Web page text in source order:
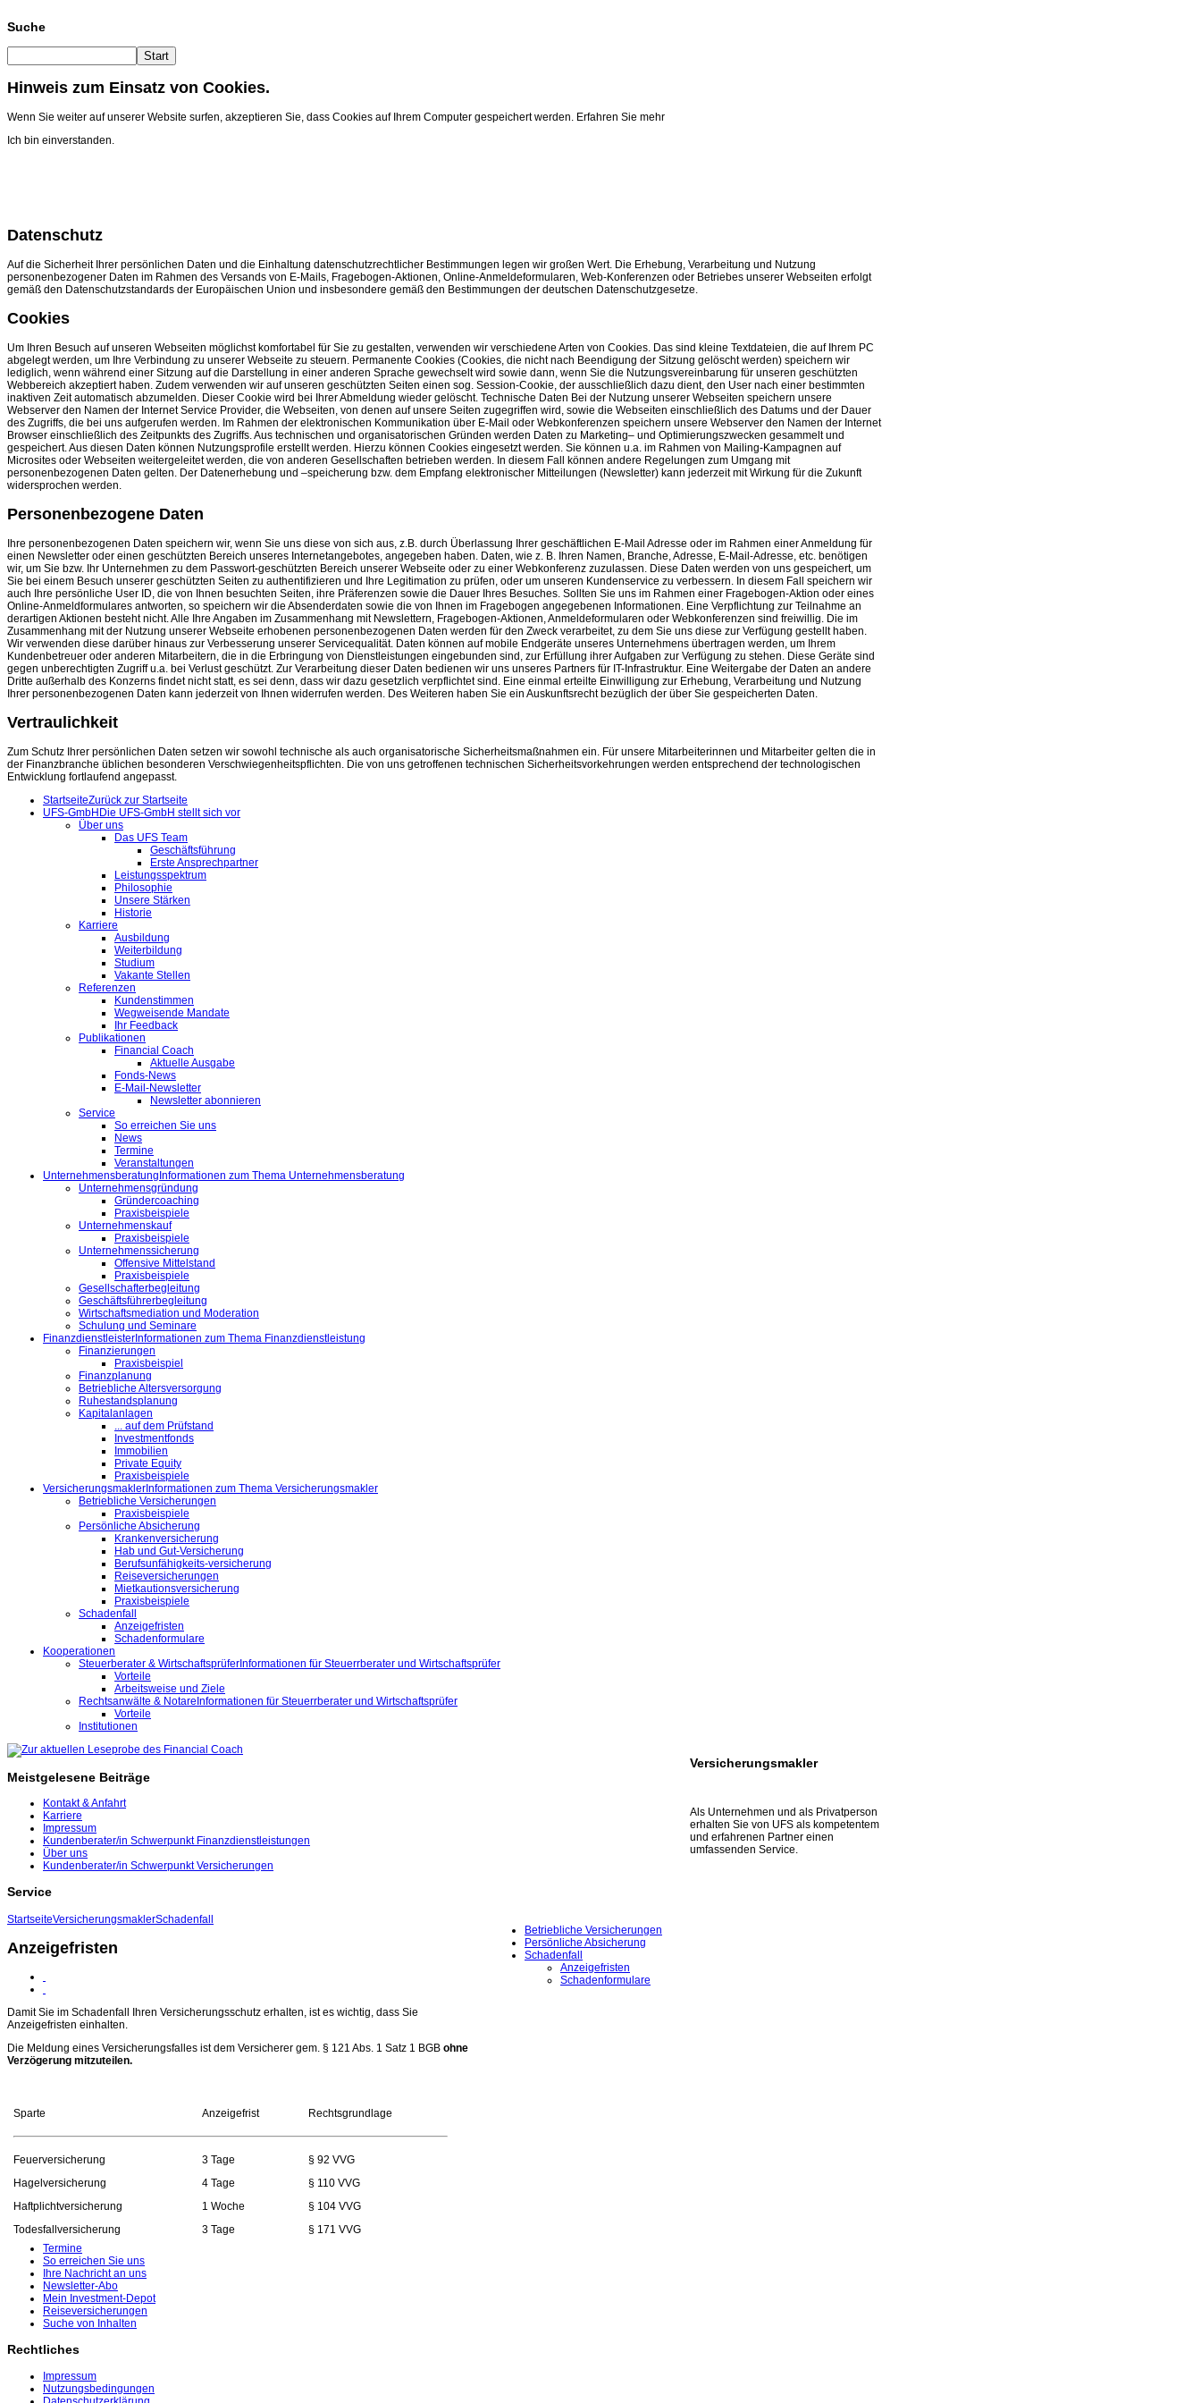
Suche
Start
Hinweis zum Einsatz von Cookies.
Wenn Sie weiter auf unserer Website surfen, akzeptieren Sie, dass Cookies auf Ihrem Computer gespeichert werden. Erfahren Sie mehr
Ich bin einverstanden.
Datenschutz
Auf die Sicherheit Ihrer persönlichen Daten und die Einhaltung datenschutzrechtlicher Bestimmungen legen wir großen Wert. Die Erhebung, Verarbeitung und Nutzung
personenbezogener Daten im Rahmen des Versands von E-Mails, Fragebogen-Aktionen, Online-Anmeldeformularen, Web-Konferenzen oder Betriebes unserer Webseiten erfolgt
gemäß den Datenschutzstandards der Europäischen Union und insbesondere gemäß den Bestimmungen der deutschen Datenschutzgesetze.
Cookies
Um Ihren Besuch auf unseren Webseiten möglichst komfortabel für Sie zu gestalten, verwenden wir verschiedene Arten von Cookies. Das sind kleine Textdateien, die auf Ihrem PC
abgelegt werden, um Ihre Verbindung zu unserer Webseite zu steuern. Permanente Cookies (Cookies, die nicht nach Beendigung der Sitzung gelöscht werden) speichern wir
lediglich, wenn während einer Sitzung auf die Darstellung in einer anderen Sprache gewechselt wird sowie dann, wenn Sie die Nutzungsvereinbarung für unseren geschützten
Webbereich akzeptiert haben. Zudem verwenden wir auf unseren geschützten Seiten einen sog. Session-Cookie, der ausschließlich dazu dient, den User nach einer bestimmten
inaktiven Zeit automatisch abzumelden. Dieser Cookie wird bei Ihrer Abmeldung wieder gelöscht. Technische Daten Bei der Nutzung unserer Webseiten speichern unsere
Webserver den Namen der Internet Service Provider, die Webseiten, von denen auf unsere Seiten zugegriffen wird, sowie die Webseiten einschließlich des Datums und der Dauer
des Zugriffs, die bei uns aufgerufen werden. Im Rahmen der elektronischen Kommunikation über E-Mail oder Webkonferenzen speichern unsere Webserver den Namen der Internet
Browser einschließlich des Zeitpunkts des Zugriffs. Aus technischen und organisatorischen Gründen werden Daten zu Marketing– und Optimierungszwecken gesammelt und
gespeichert. Aus diesen Daten können Nutzungsprofile erstellt werden. Hierzu können Cookies eingesetzt werden. Sie können u.a. im Rahmen von Mailing-Kampagnen auf
Microsites oder Webseiten weitergeleitet werden, die von anderen Gesellschaften betrieben werden. In diesem Fall können andere Regelungen zum Umgang mit
personenbezogenen Daten gelten. Der Datenerhebung und –speicherung bzw. dem Empfang elektronischer Mitteilungen (Newsletter) kann jederzeit mit Wirkung für die Zukunft
widersprochen werden.
Personenbezogene Daten
Ihre personenbezogenen Daten speichern wir, wenn Sie uns diese von sich aus, z.B. durch Überlassung Ihrer geschäftlichen E-Mail Adresse oder im Rahmen einer Anmeldung für
einen Newsletter oder einen geschützten Bereich unseres Internetangebotes, angegeben haben. Daten, wie z. B. Ihren Namen, Branche, Adresse, E-Mail-Adresse, etc. benötigen
wir, um Sie bzw. Ihr Unternehmen zu dem Passwort-geschützten Bereich unserer Webseite oder zu einer Webkonferenz zuzulassen. Diese Daten werden von uns gespeichert, um
Sie bei einem Besuch unserer geschützten Seiten zu authentifizieren und Ihre Legitimation zu prüfen, oder um unseren Kundenservice zu verbessern. In diesem Fall speichern wir
auch Ihre persönliche User ID, die von Ihnen besuchten Seiten, ihre Präferenzen sowie die Dauer Ihres Besuches. Sollten Sie uns im Rahmen einer Fragebogen-Aktion oder eines
Online-Anmeldformulares antworten, so speichern wir die Absenderdaten sowie die von Ihnen im Fragebogen angegebenen Informationen. Eine Verpflichtung zur Teilnahme an
derartigen Aktionen besteht nicht. Alle Ihre Angaben im Zusammenhang mit Newslettern, Fragebogen-Aktionen, Anmeldeformularen oder Webkonferenzen sind freiwillig. Die im
Zusammenhang mit der Nutzung unserer Webseite erhobenen personenbezogenen Daten werden für den Zweck verarbeitet, zu dem Sie uns diese zur Verfügung gestellt haben.
Wir verwenden diese darüber hinaus zur Verbesserung unserer Servicequalität. Daten können auf mobile Endgeräte unseres Unternehmens übertragen werden, um Ihrem
Kundenbetreuer oder anderen Mitarbeitern, die in die Erbringung von Dienstleistungen eingebunden sind, zur Erfüllung ihrer Aufgaben zur Verfügung zu stehen. Diese Geräte sind
gegen unberechtigten Zugriff u.a. bei Verlust geschützt. Zur Verarbeitung dieser Daten bedienen wir uns unseres Partners für IT-Infrastruktur. Eine Weitergabe der Daten an andere
Dritte außerhalb des Konzerns findet nicht statt, es sei denn, dass wir dazu gesetzlich verpflichtet sind. Eine einmal erteilte Einwilligung zur Erhebung, Verarbeitung und Nutzung
Ihrer personenbezogenen Daten kann jederzeit von Ihnen widerrufen werden. Des Weiteren haben Sie ein Auskunftsrecht bezüglich der über Sie gespeicherten Daten.
Vertraulichkeit
Zum Schutz Ihrer persönlichen Daten setzen wir sowohl technische als auch organisatorische Sicherheitsmaßnahmen ein. Für unsere Mitarbeiterinnen und Mitarbeiter gelten die in
der Finanzbranche üblichen besonderen Verschwiegenheitspflichten. Die von uns getroffenen technischen Sicherheitsvorkehrungen werden entsprechend der technologischen
Entwicklung fortlaufend angepasst.
StartseiteZurück zur Startseite
UFS-GmbHDie UFS-GmbH stellt sich vor
Über uns
Das UFS Team
Geschäftsführung
Erste Ansprechpartner
Leistungsspektrum
Philosophie
Unsere Stärken
Historie
Karriere
Ausbildung
Weiterbildung
Studium
Vakante Stellen
Referenzen
Kundenstimmen
Wegweisende Mandate
Ihr Feedback
Publikationen
Financial Coach
Aktuelle Ausgabe
Fonds-News
E-Mail-Newsletter
Newsletter abonnieren
Service
So erreichen Sie uns
News
Termine
Veranstaltungen
UnternehmensberatungInformationen zum Thema Unternehmensberatung
Unternehmensgründung
Gründercoaching
Praxisbeispiele
Unternehmenskauf
Praxisbeispiele
Unternehmenssicherung
Offensive Mittelstand
Praxisbeispiele
Gesellschafterbegleitung
Geschäftsführerbegleitung
Wirtschaftsmediation und Moderation
Schulung und Seminare
FinanzdienstleisterInformationen zum Thema Finanzdienstleistung
Finanzierungen
Praxisbeispiel
Finanzplanung
Betriebliche Altersversorgung
Ruhestandsplanung
Kapitalanlagen
... auf dem Prüfstand
Investmentfonds
Immobilien
Private Equity
Praxisbeispiele
VersicherungsmaklerInformationen zum Thema Versicherungsmakler
Betriebliche Versicherungen
Praxisbeispiele
Persönliche Absicherung
Krankenversicherung
Hab und Gut-Versicherung
Berufsunfähigkeits-versicherung
Reiseversicherungen
Mietkautionsversicherung
Praxisbeispiele
Schadenfall
Anzeigefristen
Schadenformulare
Kooperationen
Steuerberater & WirtschaftsprüferInformationen für Steuerrberater und Wirtschaftsprüfer
Vorteile
Arbeitsweise und Ziele
Rechtsanwälte & NotareInformationen für Steuerrberater und Wirtschaftsprüfer
Vorteile
Institutionen
Versicherungsmakler
Als Unternehmen und als Privatperson
erhalten Sie von UFS als kompetentem
und erfahrenen Partner einen
umfassenden Service.
StartseiteVersicherungsmaklerSchadenfall
Anzeigefristen
Damit Sie im Schadenfall Ihren Versicherungsschutz erhalten, ist es wichtig, dass Sie
Anzeigefristen einhalten.
Die Meldung eines Versicherungsfalles ist dem Versicherer gem. § 121 Abs. 1 Satz 1 BGB ohne
Verzögerung mitzuteilen.
Sparte Anzeigefrist Rechtsgrundlage
Feuerversicherung 3 Tage
§ 92 VVG
Hagelversicherung
4 Tage
§ 110 VVG
Haftplichtversicherung
1 Woche
§ 104 VVG
Todesfallversicherung
3 Tage § 171 VVG
Betriebliche Versicherungen
Persönliche Absicherung
Schadenfall
Anzeigefristen
Schadenformulare
Meistgelesene Beiträge
Kontakt & Anfahrt
Karriere
Impressum
Kundenberater/in Schwerpunkt Finanzdienstleistungen
Über uns
Kundenberater/in Schwerpunkt Versicherungen
Service
Termine
So erreichen Sie uns
Ihre Nachricht an uns
Newsletter-Abo
Mein Investment-Depot
Reiseversicherungen
Suche von Inhalten
Rechtliches
Impressum
Nutzungsbedingungen